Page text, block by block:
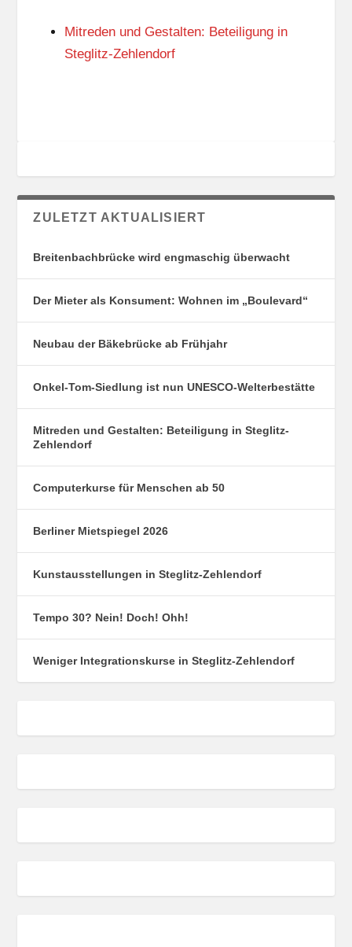
S
O
N
Mitreden und Gestalten: Beteiligung in
Steglitz-Zehlendorf
ZULETZT AKTUALISIERT
Breitenbachbrücke wird engmaschig überwacht
Der Mieter als Konsument: Wohnen im „Boulevard“
Neubau der Bäkebrücke ab Frühjahr
Onkel-Tom-Siedlung ist nun UNESCO-Welterbestätte
Mitreden und Gestalten: Beteiligung in Steglitz-
Zehlendorf
Computerkurse für Menschen ab 50
Berliner Mietspiegel 2026
Kunstausstellungen in Steglitz-Zehlendorf
Tempo 30? Nein! Doch! Ohh!
Weniger Integrationskurse in Steglitz-Zehlendorf